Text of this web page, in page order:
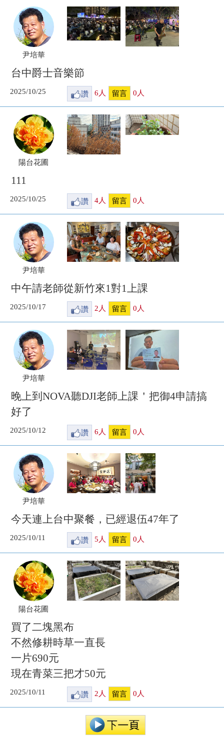
尹培華
台中爵士音樂節
2025/10/25 讚 6 人 留言 0 人
陽台花圃
111
2025/10/25 讚 4人 留言 0 人
尹培華
中午請老師從新竹來1對1上課
2025/10/17 讚 2 人 留言 0 人
尹培華
晚上到NOVA聽DJI老師上課＇把御4申請搞
好了
2025/10/12 讚 6 人 留言 0 人
尹培華
今天連上台中聚餐，已經退伍47年了
2025/10/11 讚 5 人 留言 0 人
陽台花圃
買了二塊黑布
不然修耕時草一直長
一片690元
現在青菜三把才50元
2025/10/11 讚 2 人 留言 0 人